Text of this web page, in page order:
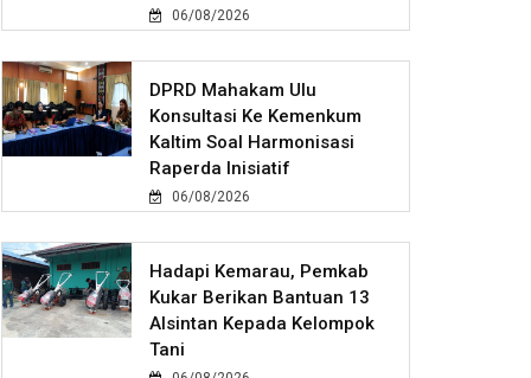
06/08/2026
DPRD Mahakam Ulu
Konsultasi Ke Kemenkum
Kaltim Soal Harmonisasi
Raperda Inisiatif
06/08/2026
Hadapi Kemarau, Pemkab
Kukar Berikan Bantuan 13
Alsintan Kepada Kelompok
Tani